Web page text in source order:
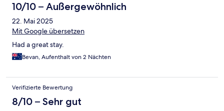
10/10 – Außergewöhnlich
22. Mai 2025
Mit Google übersetzen
Had a great stay.
Bevan, Aufenthalt von 2 Nächten
Verifizierte Bewertung
8/10 – Sehr gut